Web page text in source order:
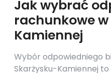
Jak wybrać
rachunkowe
Kamiennej
Wybór odpowiedniego
Skarżysku-Kamiennej